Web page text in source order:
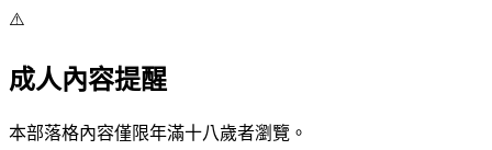
⚠️
成人內容提醒
本部落格內容僅限年滿十八歲者瀏覽。